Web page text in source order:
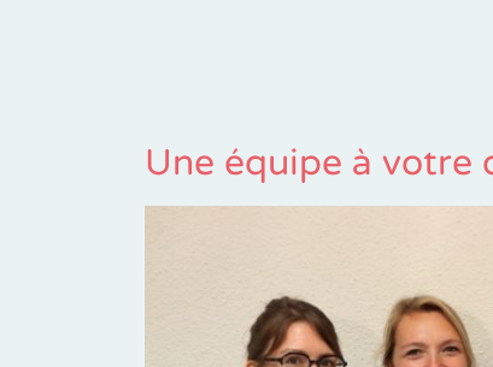
Une équipe à votre